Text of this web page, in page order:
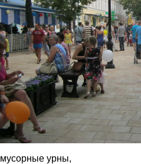
мусорные урны,